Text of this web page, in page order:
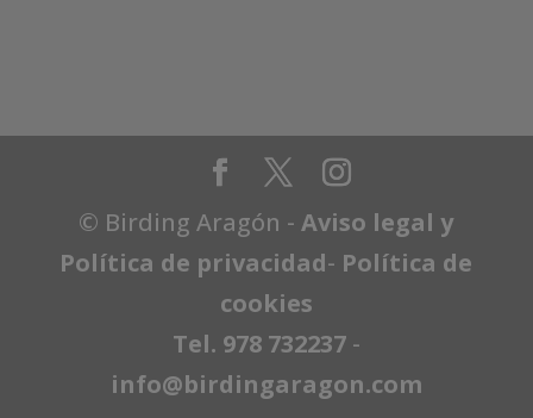
© Birding Aragón -Aviso legal y
Política de privacidad- Política de
cookies
Tel. 978 732237 -
info@birdingaragon.com